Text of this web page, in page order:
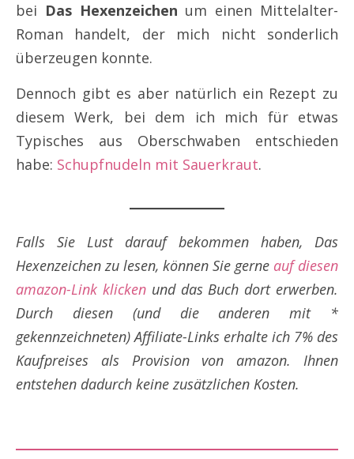
bei Das Hexenzeichen um einen Mittelalter-
Roman handelt, der mich nicht sonderlich
überzeugen konnte.
Dennoch gibt es aber natürlich ein Rezept zu
diesem Werk, bei dem ich mich für etwas
Typisches aus Oberschwaben entschieden
habe: Schupfnudeln mit Sauerkraut.
Falls Sie Lust darauf bekommen haben, Das
Hexenzeichen zu lesen, können Sie gerne auf diesen
amazon-Link klickenund das Buch dort erwerben.
Durch diesen (und die anderen mit *
gekennzeichneten) Affiliate-Links erhalte ich 7% des
Kaufpreises als Provision von amazon. Ihnen
entstehen dadurch keine zusätzlichen Kosten.